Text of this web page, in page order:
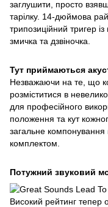
заглушити, просто
тарілку. 14-дюймова
трипозиційний тригер
змичка та дзвіночка.
Тут приймаються
Незважаючи на те, що
розміститися в
для професійного
положення та кут
загальне
комплектом.
Потужний звуковий
Високий рейтинг тепер